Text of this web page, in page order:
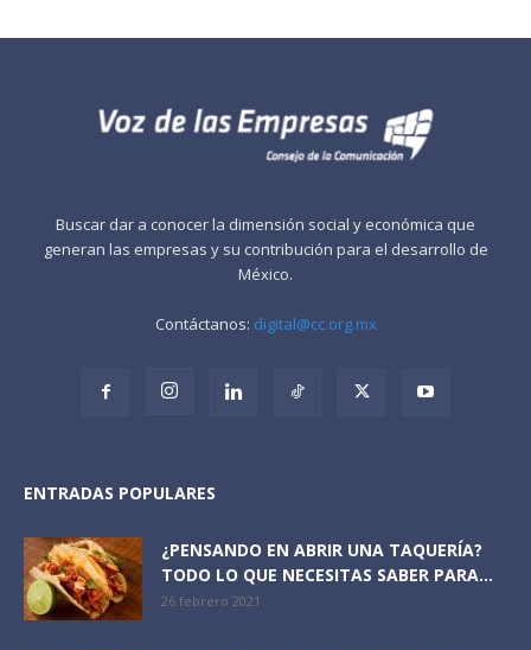
Buscar dar a conocer la dimensión social y económica que
generan las empresas y su contribución para el desarrollo de
México.
Contáctanos: digital@cc.org.mx
ENTRADAS POPULARES
¿PENSANDO EN ABRIR UNA TAQUERÍA?
TODO LO QUE NECESITAS SABER PARA...
26 febrero 2021